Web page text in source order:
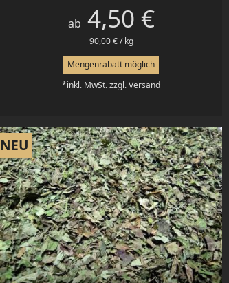
Preis
ab 4,50 €
90,00 € / kg
Mengenrabatt möglich
*inkl. MwSt. zzgl. Versand
NEU